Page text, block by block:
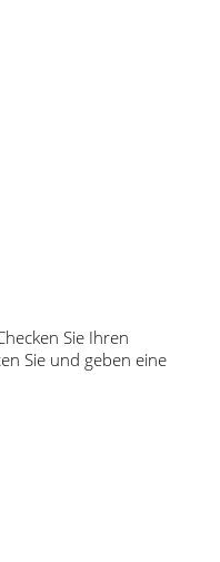
Sie Ihren
Sie und geben eine